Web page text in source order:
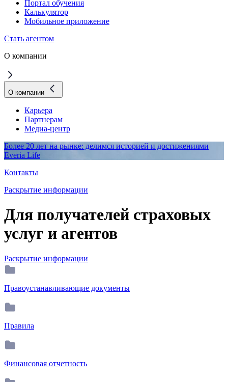
Портал обучения
Калькулятор
Мобильное приложение
Стать агентом
О компании
О компании
Карьера
Партнерам
Медиа-центр
Более 20 лет на рынке: делимся историей и достижениями
Everia Life
Контакты
Раскрытие информации
Для получателей страховых
услуг и агентов
Раскрытие информации
Правоустанавливающие документы
Правила
Финансовая отчетность